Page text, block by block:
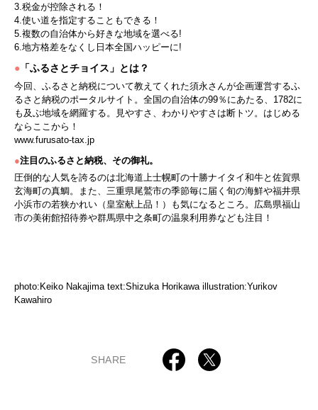
3.税金が控除される！
4.使い道を指定することもできる！
5.複数の自治体から好きな地域を選べる!
6.地方格差をなくし日本全国ハッピーに!
● 「ふるさとチョイス」とは？
今回、ふるさと納税について教えてくれた須永さんが企画運営するふ
るさと納税のポータルサイト。全国の自治体の99％にあたる、1782に
も及ぶ地域を網羅する。見やすさ、わかりやすさは断トツ。はじめる
ならここから！
www.furusato-tax.jp
●注目のふるさと納税、その御礼。
圧倒的な人気を誇るのは北海道上士幌町の十勝ナイタイ和牛と佐賀県
玄海町の真鯛。また、三重県尾鷲市の季節毎に届く旬の海鮮や福井県
小浜市の若狭かれい（皇室献上品！）も気になるところ。広島県福山
市の美術館招待券や群馬県中之条町の温泉利用券なども注目！
photo:Keiko Nakajima text:Shizuka Horikawa illustration:Yurikov
Kawahiro
SHARE